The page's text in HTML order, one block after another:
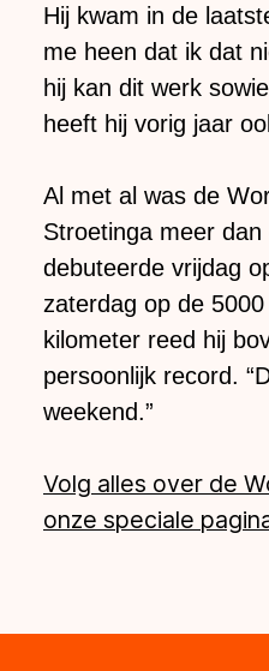
Hij kwam in de
me heen dat ik dat
hij kan dit werk
heeft hij vorig jaar
Al met al was de
Stroetinga meer dan
debuteerde vrijdag
zaterdag op de
kilometer reed hij
persoonlijk record.
weekend.”
Volg alles over de
onze speciale